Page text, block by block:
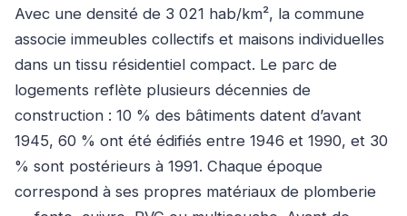
Avec une densité de 3 021 hab/km², la commune
associe immeubles collectifs et maisons individuelles
dans un tissu résidentiel compact. Le parc de
logements reflète plusieurs décennies de
construction : 10 % des bâtiments datent d’avant
1945, 60 % ont été édifiés entre 1946 et 1990, et 30
% sont postérieurs à 1991. Chaque époque
correspond à ses propres matériaux de plomberie